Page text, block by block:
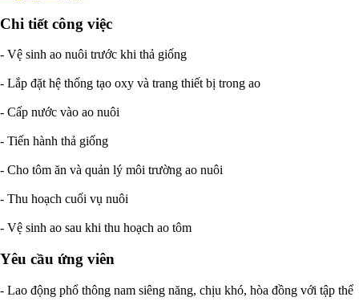
Chi tiết công việc
- Vệ sinh ao nuôi trước khi thả giống
- Lắp đặt hệ thống tạo oxy và trang thiết bị trong ao
- Cấp nước vào ao nuôi
- Tiến hành thả giống
- Cho tôm ăn và quản lý môi trường ao nuôi
- Thu hoạch cuối vụ nuôi
- Vệ sinh ao sau khi thu hoạch ao tôm
Yêu cầu ứng viên
- Lao động phổ thông nam siêng năng, chịu khó, hòa đồng với tập thể